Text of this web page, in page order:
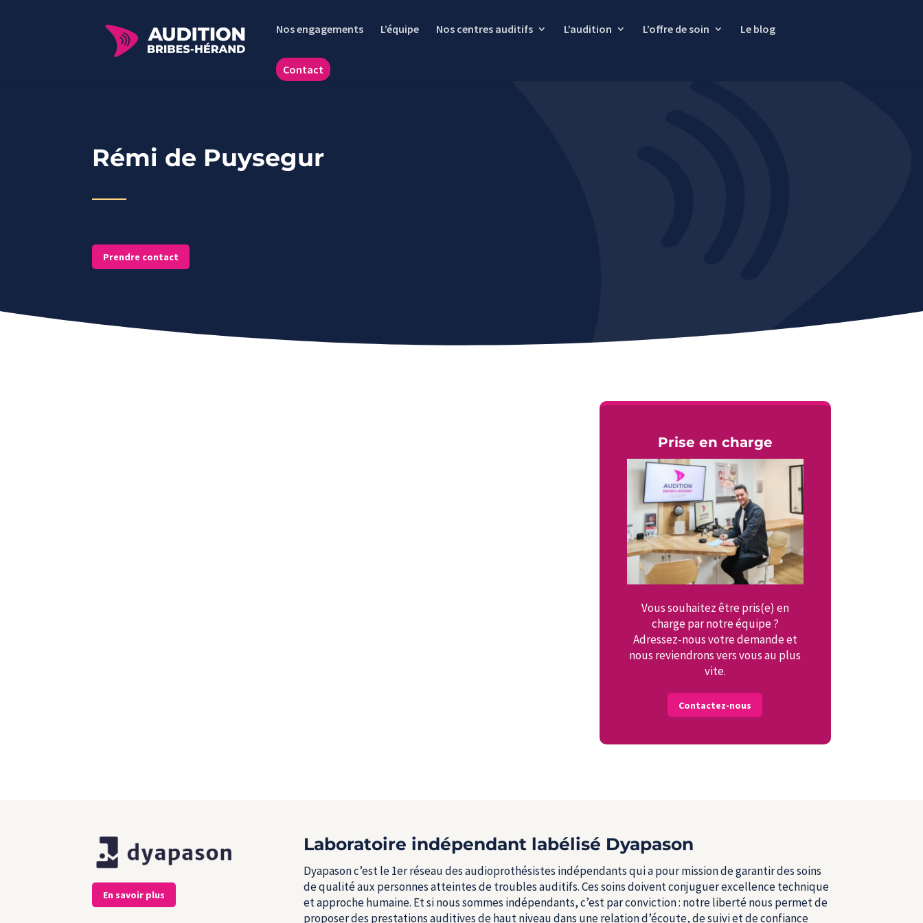
Nos engagements L’équipe Nos centres auditifs L’audition L’offre de soin Le blog
Contact
Rémi de Puysegur
Prendre contact
Prise en charge
Vous souhaitez être pris(e) en
charge par notre équipe ?
Adressez-nous votre demande et
nous reviendrons vers vous au plus
vite.
Contactez-nous
En savoir plus
Laboratoire indépendant labélisé Dyapason
Dyapason c’est le 1erréseau des audioprothésistes indépendants qui a pour mission de garantir des soins
de qualité aux personnes atteintes de troubles auditifs. Ces soins doivent conjuguer excellence technique
et approche humaine. Et si nous sommes indépendants, c’est par conviction : notre liberté nous permet de
proposer des prestations auditives de haut niveau dans une relation d’écoute, de suivi et de confiance